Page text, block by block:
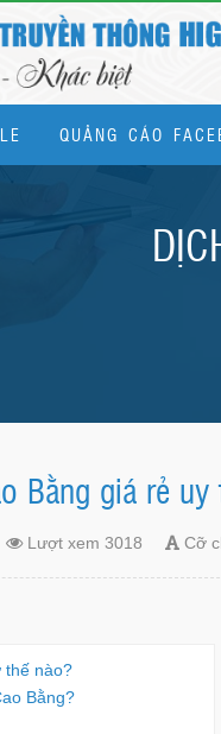
QUẢNG CÁO
Bằng giá rẻ uy
Lượt xem 3018 Cỡ
thế nào?
Bằng?